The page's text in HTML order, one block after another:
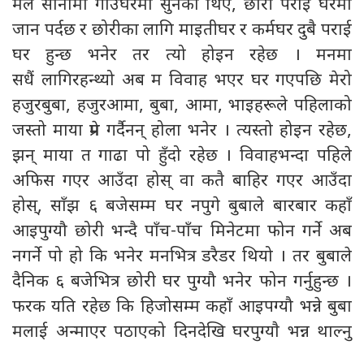
मैले सानोमा गाउँघरमा सुनेको थिएँ, छोरी पराई घरमा
जान पर्दछ र छोरीका लागि माइतीघर र कर्मघर दुबै पराई
घर हुन्छ भनेर तर त्यो होइन रहेछ । मनमा
सधैं लागिरहन्थ्यो अब म विवाह भएर घर गएपछि मेरो
हजुरबुबा, हजुरआमा, बुबा, आमा, भाइहरूले पहिलाको
जस्तो माया प्रेम गर्दैनन् होला भनेर । त्यस्तो होइन रहेछ,
झन् माया त गाढा पो हुँदो रहेछ । विवाहभन्दा पहिले
अफिस गएर आउँदा होस् वा कतै बाहिर गएर आउँदा
होस्, साँझ ६ बजेसम्म घर नपुगे बुबाले बारबार कहाँ
आइपुग्यौ छोरी भन्दै पाँच-पाँच मिनेटमा फोन गर्ने अब
नगर्ने पो हो कि भनेर मनभित्र डरैडर थियो । तर बुबाले
दैनिक ६ बजेभित्र छोरी घर पुग्यौ भनेर फोन गर्नुहुन्छ ।
फरक यति रहेछ कि हिजोसम्म कहाँ आइपग्यौ भन्ने बुबा
मलाई अन्माएर पठाएको दिनदेखि घरपुग्याै भन्न थाल्नु